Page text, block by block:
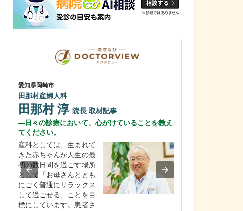
愛知県岡崎市
田那村産婦人科
田那村 淳 院長 取材記事
日々の診療において、心がけていることを教え
てください。
産科としては、生まれて
きた赤ちゃんが人生の最
初の数日間を過ごす場所
として「お母さんととも
にごく普通にリラックス
して過ごせる」ことを目
標にしています。患者さ